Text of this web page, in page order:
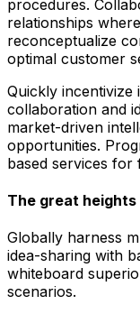
procedures.
relationships
reconceptualize
optimal customer
Quickly
collaboration and
market-driven
opportunities.
based services for
The great heights
Globally harness
idea-sharing with
whiteboard
scenarios.